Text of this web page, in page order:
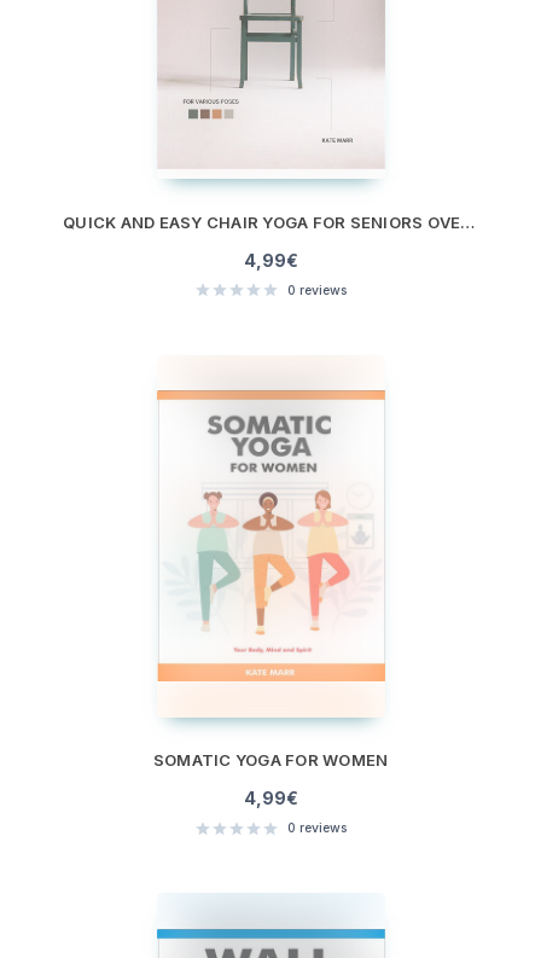
QUICK AND EASY CHAIR YOGA FOR SENIORS OVER 60
4,99€
0 reviews
SOMATIC YOGA FOR WOMEN
4,99€
0 reviews